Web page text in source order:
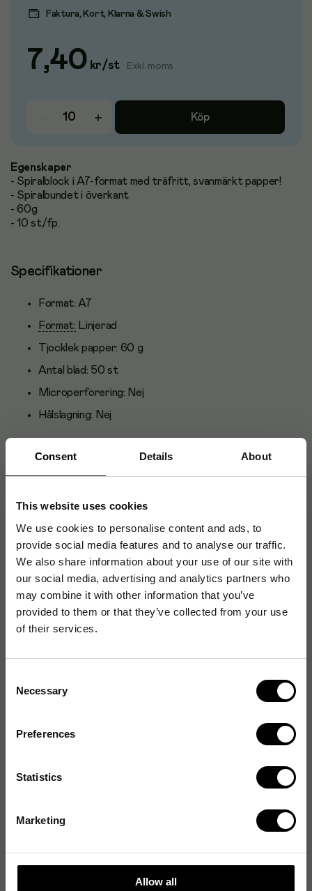
Consent Details About
This website uses cookies
We use cookies to personalise content and ads, to
provide social media features and to analyse our traffic.
We also share information about your use of our site with
our social media, advertising and analytics partners who
may combine it with other information that you’ve
provided to them or that they’ve collected from your use
of their services.
Selection
Necessary
Preferences
Statistics
Marketing
Allow all
Faktura, Kort, Klarna & Swish
7,40 kr/st Exkl. moms
Köp
Egenskaper
- Spiralblock i A7-format med träfritt, svanmärkt papper!
- Spiralbundet i överkant
- 60g
- 10 st/fp.
Specifikationer
Format: A7
Format: Linjerad
Tjocklek papper: 60 g
Antal blad: 50 st
Microperforering: Nej
Hålslagning: Nej
Artikelnummer: 2254415
Originalnummer
533020010
EAN: 7319022254418
Produktspecifikationer
Format
Antal blad 50
Pappersformat
Antal sidor
Linjering